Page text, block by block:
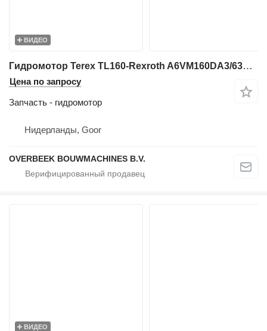
ВИДЕО
Гидромотор Terex TL160-Rexroth A6VM160DA3/63W-Drive motor/Fahrmotor для фронтального погрузчика
Цена по запросу
Запчасть - гидромотор
Нидерланды, Goor
OVERBEEK BOUWMACHINES B.V.
ВИДЕО